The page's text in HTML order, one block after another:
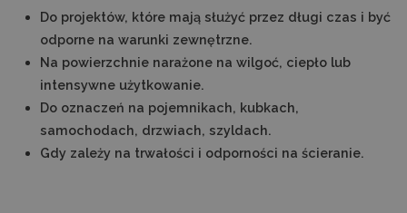
Do projektów, które mają służyć przez długi czas i być
odporne na warunki zewnętrzne.
Na powierzchnie narażone na wilgoć, ciepło lub
intensywne użytkowanie.
Do oznaczeń na pojemnikach, kubkach,
samochodach, drzwiach, szyldach.
Gdy zależy na trwałości i odporności na ścieranie.